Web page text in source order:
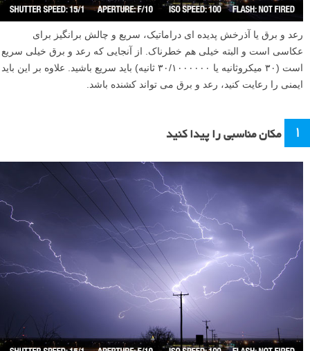
رعد و برق یا آذرخش پدیده ای دراماتیک، سریع و چالش برانگیز برای
عکاسی است و البته خیلی هم خطرناک. از آنجایی که رعد و برق خیلی سریع
است (۳۰ میکروثانیه یا ۳۰/۱۰۰۰۰۰۰ ثانیه) باید سریع باشید. علاوه بر این باید
ایمنی را رعایت کنید، رعد و برق می تواند کشنده باشد.
۱ مکان مناسبی را پیدا کنید